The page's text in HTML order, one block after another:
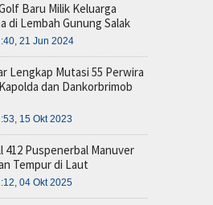
Baru Milik Keluarga
di Lembah Gunung Salak
21 Jun 2024
Lengkap Mutasi 55 Perwira
dan Dankorbrimob
15 Okt 2023
412 Puspenerbal Manuver
Tempur di Laut
04 Okt 2025